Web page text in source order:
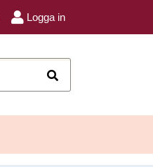
Logga in